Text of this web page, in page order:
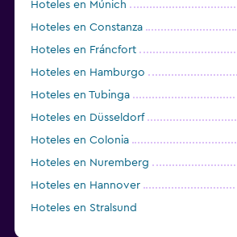
Hoteles en Múnich
Hoteles en Constanza
Hoteles en Fráncfort
Hoteles en Hamburgo
Hoteles en Tubinga
Hoteles en Düsseldorf
Hoteles en Colonia
Hoteles en Nuremberg
Hoteles en Hannover
Hoteles en Stralsund